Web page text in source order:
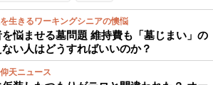
生きるワーキングシニアの懊悩
悩ませる墓問題 維持費も「墓じまい」の
い人はどうすればいいのか？
天ニュース